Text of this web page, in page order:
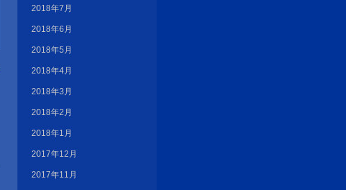
2018年7月
2018年6月
2018年5月
2018年4月
2018年3月
2018年2月
2018年1月
2017年12月
2017年11月